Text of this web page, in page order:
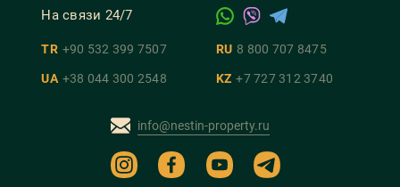
На связи 24/7
TR +90 532 399 7507 RU 8 800 707 8475
UA +38 044 300 2548 KZ +7 727 312 3740
info@nestin-property.ru